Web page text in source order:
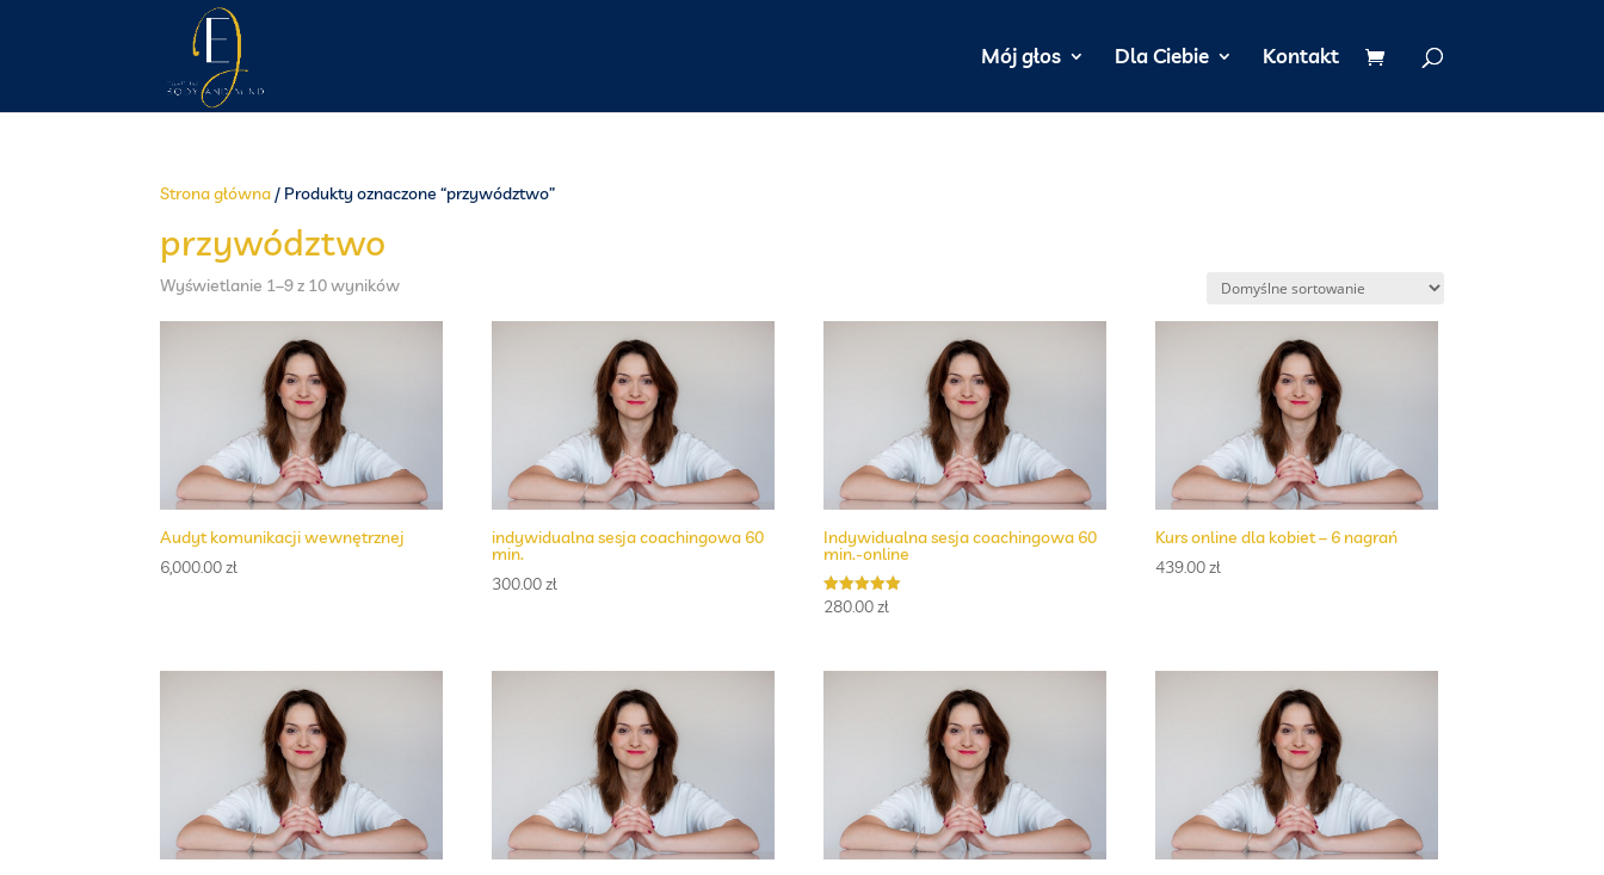
Mój głos Dla Ciebie Kontakt
Strona główna / Produkty oznaczone “przywództwo”
przywództwo
Wyświetlanie 1–9 z 10 wyników
Audyt komunikacji wewnętrznej
6,000.00zł
indywidualna sesja coachingowa 60
min.
300.00zł
Indywidualna sesja coachingowa 60
min.-online
Oceniono
280.00zł
Kurs online dla kobiet – 6 nagrań
439.00zł